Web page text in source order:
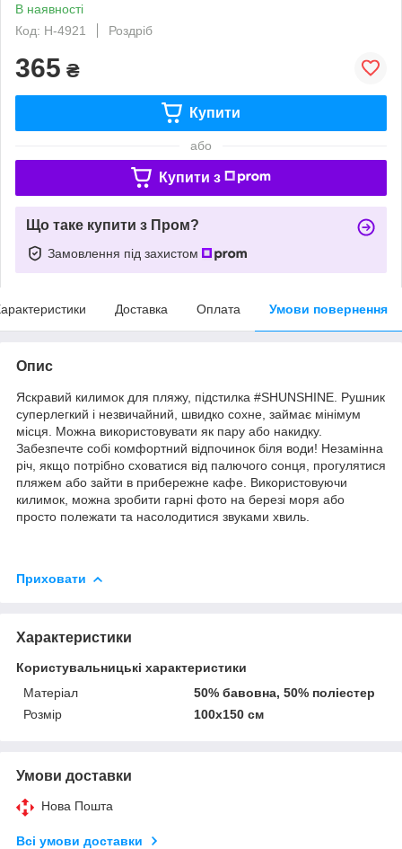
В наявності
Код: H-4921
Роздріб
365 ₴
Купити
або
Купити з
Що таке купити з Пром?
Замовлення під захистом
Доставка Оплата Умови повернення
Опис
Яскравий килимок для пляжу, підстилка #SHUNSHINE. Рушник
суперлегкий і незвичайний, швидко сохне, займає мінімум
місця. Можна використовувати як пару або накидку.
Забезпечте собі комфортний відпочинок біля води! Незамінна
річ, якщо потрібно сховатися від палючого сонця, прогулятися
пляжем або зайти в прибережне кафе. Використовуючи
килимок, можна зробити гарні фото на березі моря або
просто полежати та насолодитися звуками хвиль.
Приховати
Характеристики
Користувальницькі характеристики
Матеріал
50% бавовна, 50% поліестер
Розмір
100х150 см
Умови доставки
Нова Пошта
Всі умови доставки